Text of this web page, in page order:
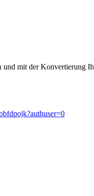
mit der Konvertierung